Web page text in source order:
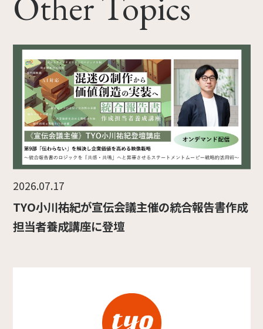
2026.07.17
TYO小川祐紀が宣伝会議主催の統合報告書作成
担当者養成講座に登壇